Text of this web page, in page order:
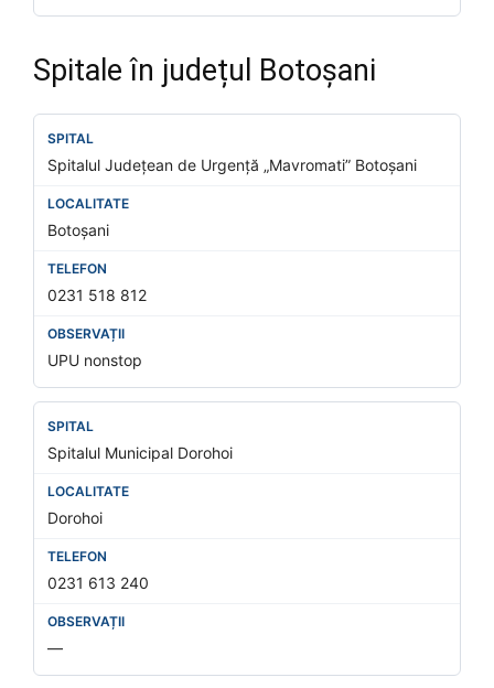
Spitale în județul Botoșani
Spitalul Județean de Urgență „Mavromati” Botoșani
Botoșani
0231 518 812
UPU nonstop
Spitalul Municipal Dorohoi
Dorohoi
0231 613 240
—